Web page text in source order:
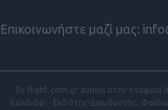
Επικοινωνήστε μαζί μας:
Το flight.com.gr ανήκει στην
Χαλάνδρι · Εκδότης-Διευθυντής: